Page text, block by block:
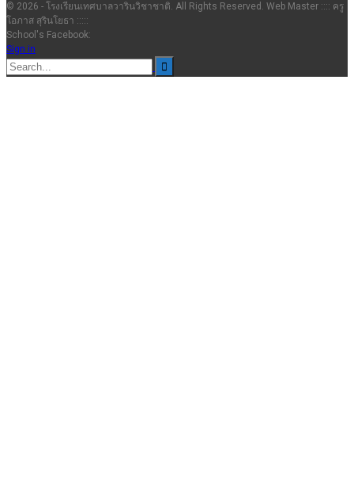
© 2026 - โรงเรียนเทศบาลวารินวิชาชาติ. All Rights Reserved. Web Master :::: ครู
โอภาส สุรินโยธา :::::
School's Facebook:
Sign in